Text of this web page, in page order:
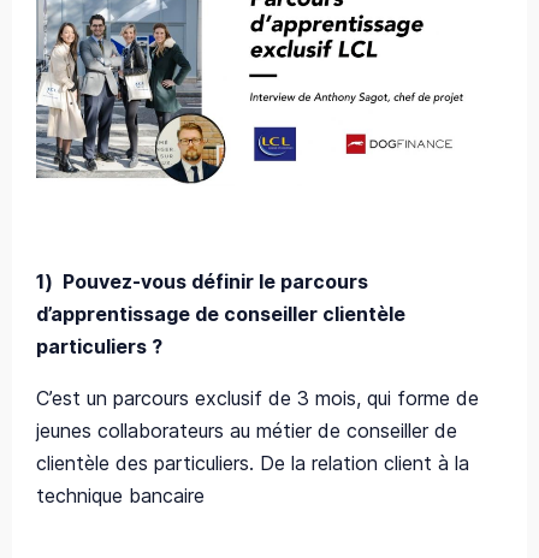
1) Pouvez-vous définir le parcours
d’apprentissage de conseiller clientèle
particuliers ?
C’est un parcours exclusif de 3 mois, qui forme de
jeunes collaborateurs au métier de conseiller de
clientèle des particuliers. De la relation client à la
technique bancaire